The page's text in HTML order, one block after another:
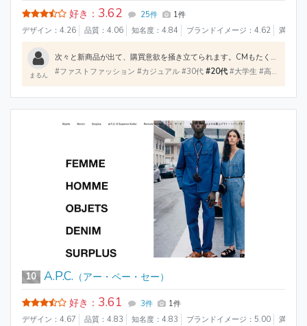
好き： 3.62 25件
1件
デザイン：4.26
品質：4.06 知名度：4.84 ブランドイメージ：4.62 満足度
まるん
次々と新商品が出て、購買意欲を掻き立てられます。CMもたくさん出ていて知名度もあります。値段もお手頃で手が届きやすいです。デザインやカラーも豊富です。品質は値段相応ですが、ワンシーズン着るだけなら十分満足できます。
#ファストファッション #カジュアル #30代 #20代 #大学生 #高校生 #レディース
10 A.P.C. （アー・ペー・セー）
好き： 3.61 3件
1件
デザイン：4.67
品質：4.83 知名度：4.83 ブランドイメージ：5.00 満足度